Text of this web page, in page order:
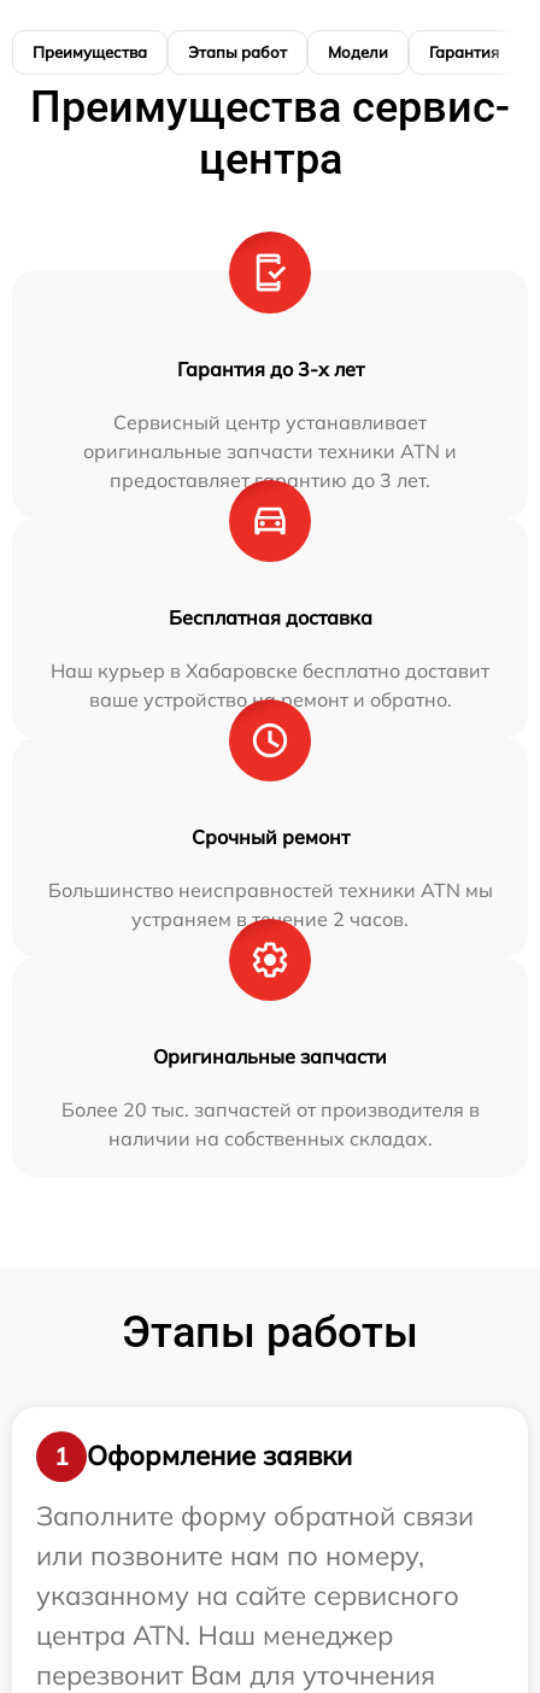
Преимущества Этапы работ Модели Гарантия
Преимущества сервис-
центра
Гарантия до 3-х лет
Сервисный центр устанавливает
оригинальные запчасти техники ATN и
предоставляет гарантию до 3 лет.
Бесплатная доставка
Наш курьер в Хабаровске бесплатно доставит
ваше устройство на ремонт и обратно.
Срочный ремонт
Большинство неисправностей техники ATN мы
устраняем в течение 2 часов.
Оригинальные запчасти
Более 20 тыс. запчастей от производителя в
наличии на собственных складах.
Этапы работы
1
Оформление заявки
Заполните форму обратной связи
или позвоните нам по номеру,
указанному на сайте сервисного
центра ATN. Наш менеджер
перезвонит Вам для уточнения